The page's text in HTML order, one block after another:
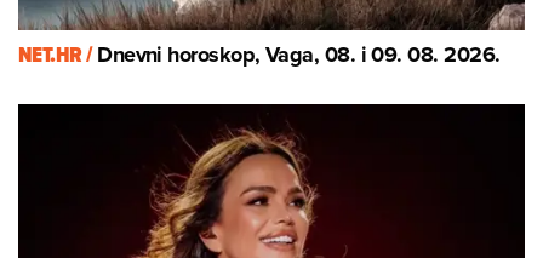
NET.HR /Dnevni horoskop, Vaga, 08. i 09. 08. 2026.